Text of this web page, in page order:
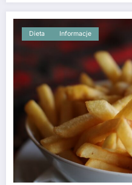
Dieta Informacje